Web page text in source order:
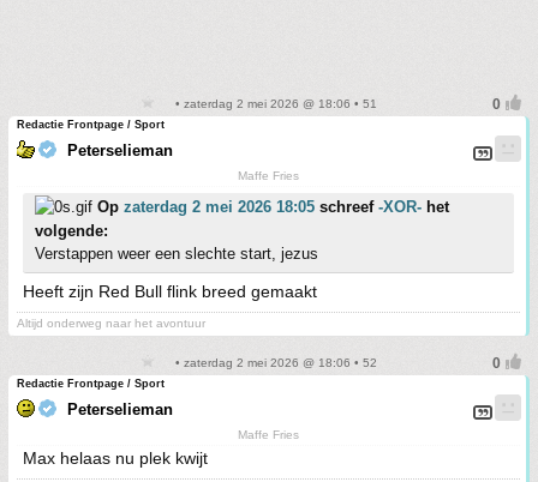
• zaterdag 2 mei 2026 @ 18:06 • 51
Redactie Frontpage / Sport
Peterselieman
Maffe Fries
Op zaterdag 2 mei 2026 18:05 schreef -XOR- het
volgende:
Verstappen weer een slechte start, jezus
Heeft zijn Red Bull flink breed gemaakt
Altijd onderweg naar het avontuur
• zaterdag 2 mei 2026 @ 18:06 • 52
Redactie Frontpage / Sport
Peterselieman
Maffe Fries
Max helaas nu plek kwijt